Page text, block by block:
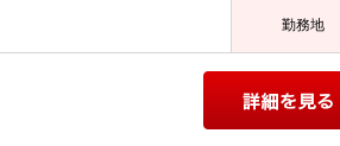
勤務地